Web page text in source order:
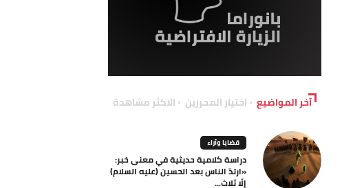
آخر المواضيع اختيار المحررين الاكثر مشاهدة
قضايا وآراء
دراسة كلامية حديثية في معنى خبر:
«ارتدّ الناس بعد الحسين (عليه السلام)
إلّا ثلاث...